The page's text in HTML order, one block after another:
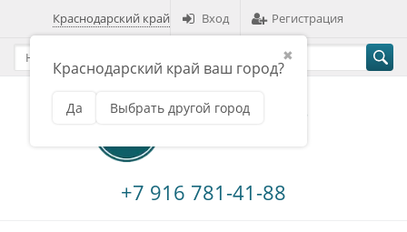
Краснодарский край
✖
Краснодарский край ваш город?
Да Выбрать другой город
Вход Регистрация
+7 916 781-41-88